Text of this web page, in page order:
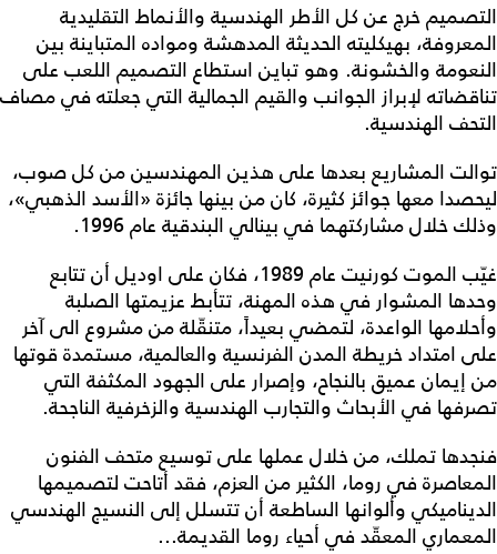
التصميم خرج عن كل الأطر الهندسية والأنماط التقليدية
المعروفة، بهيكليته الحديثة المدهشة ومواده المتباينة بين
النعومة والخشونة. وهو تباين استطاع التصميم اللعب على
تناقضاته لإبراز الجوانب والقيم الجمالية التي جعلته في مصاف
التحف الهندسية.
توالت المشاريع بعدها على هذين المهندسين من كل صوب،
ليحصدا معها جوائز كثيرة، كان من بينها جائزة «الأسد الذهبي»،
وذلك خلال مشاركتهما في بينالي البندقية عام 1996.
غيّب الموت كورنيت عام 1989، فكان على اوديل أن تتابع
وحدها المشوار في هذه المهنة، تتأبط عزيمتها الصلبة
وأحلامها الواعدة، لتمضي بعيداً، متنقّلة من مشروع الى آخر
على امتداد خريطة المدن الفرنسية والعالمية، مستمدة قوتها
من إيمان عميق بالنجاح، وإصرار على الجهود المكثفة التي
تصرفها في الأبحاث والتجارب الهندسية والزخرفية الناجحة.
فنجدها تملك، من خلال عملها على توسيع متحف الفنون
المعاصرة في روما، الكثير من العزم، فقد أتاحت لتصميمها
الديناميكي وألوانها الساطعة أن تتسلل إلى النسيج الهندسي
المعماري المعقّد في أحياء روما القديمة...